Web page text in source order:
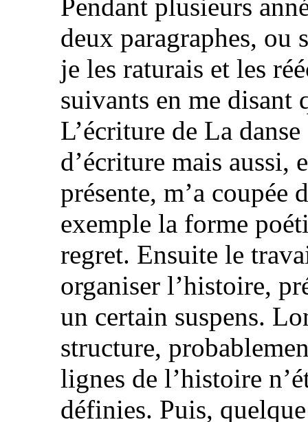
Pendant plusieurs
deux paragraphes, ou
je les raturais et les
suivants en me disant
L’écriture de La
d’écriture mais aussi,
présente, m’a coupée
exemple la forme
regret. Ensuite le
organiser l’histoire,
un certain suspens.
structure,
lignes de l’histoire
définies. Puis,